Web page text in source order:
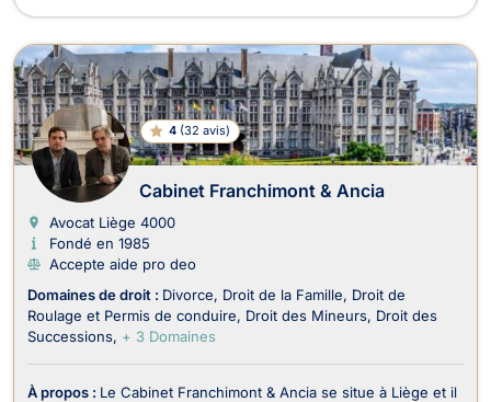
4 (32 avis)
Cabinet Franchimont & Ancia
Avocat Liège 4000
Fondé en 1985
Accepte aide pro deo
Domaines de droit : Divorce Droit de la Famille
Droit de
Roulage et Permis de conduire
Droit des Mineurs Droit des
Successions + 3 Domaines
À propos : Le Cabinet Franchimont & Ancia se situe à Liège et il